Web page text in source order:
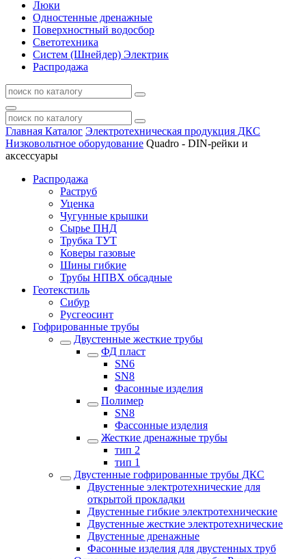
Люки
Одностенные дренажные
Поверхностный водосбор
Светотехника
Систем (Шнейдер) Электрик
Распродажа
Главная Каталог Электротехническая продукция ДКС
Низковольтное оборудование Quadro - DIN-рейки и
аксессуары
Распродажа
Раструб
Уценка
Чугунные крышки
Сырье ПНД
Трубка ТУТ
Коверы газовые
Шины гибкие
Трубы НПВХ обсадные
Геотекстиль
Сибур
Русгеосинт
Гофрированные трубы
Двустенные жесткие трубы
ФД пласт
SN6
SN8
Фасонные изделия
Полимер
SN8
Фассонные изделия
Жесткие дренажные трубы
тип 2
тип 1
Двустенные гофрированные трубы ДКС
Двустенные электротехнические для
открытой прокладки
Двустенные гибкие электротехнические
Двустенные жесткие электротехнические
Двустенные дренажные
Фасонные изделия для двустенных труб